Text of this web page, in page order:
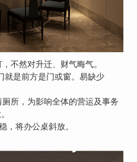
不然对升迁、财气晦气。
就是前方是门或窗。易缺少
所，为影响全体的营运及事务
，将办公桌斜放。